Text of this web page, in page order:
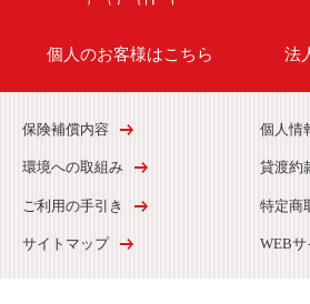
個人のお客様はこちら 法
保険補償内容 個人情
環境への取組み 貸渡約
ご利用の手引き 特定商
サイトマップ WEB